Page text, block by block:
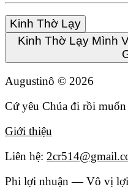
Kinh Thờ Lạy
Kinh Thờ Lạy Mình
Augustinô © 2026
Cứ yêu Chúa đi rồi
Giới thiệu
Liên hệ:
Phi lợi nhuận — Vô vị lợi